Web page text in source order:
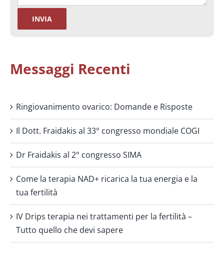
Messaggi Recenti
Ringiovanimento ovarico: Domande e Risposte
Il Dott. Fraidakis al 33° congresso mondiale COGI
Dr Fraidakis al 2° congresso SIMA
Come la terapia NAD+ ricarica la tua energia e la
tua fertilità
IV Drips terapia nei trattamenti per la fertilità –
Tutto quello che devi sapere